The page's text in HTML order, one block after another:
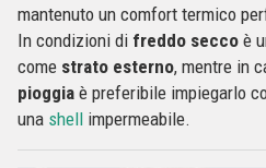
mantenuto un comfort termico
In condizioni di freddo secco è
come strato esterno, mentre in
pioggia è preferibile impiegarlo
una shell impermeabile.